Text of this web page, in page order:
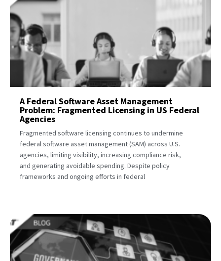
A Federal Software Asset Management
Problem: Fragmented Licensing in US Federal
Agencies
Fragmented software licensing continues to undermine
federal software asset management (SAM) across U.S.
agencies, limiting visibility, increasing compliance risk,
and generating avoidable spending. Despite policy
frameworks and ongoing efforts in federal